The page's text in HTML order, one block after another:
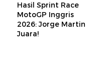
Hasil Sprint Race
MotoGP Inggris
2026: Jorge Martin
Juara!